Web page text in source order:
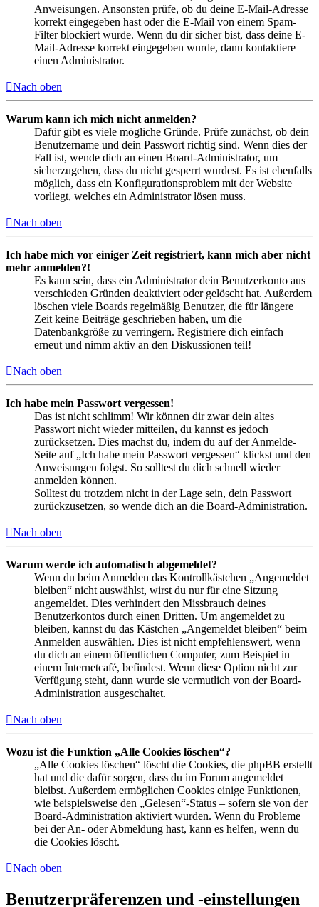
Anweisungen. Ansonsten prüfe, ob du deine E-Mail-Adresse
korrekt eingegeben hast oder die E-Mail von einem Spam-
Filter blockiert wurde. Wenn du dir sicher bist, dass deine E-
Mail-Adresse korrekt eingegeben wurde, dann kontaktiere
einen Administrator.
Nach oben
Warum kann ich mich nicht anmelden?
Dafür gibt es viele mögliche Gründe. Prüfe zunächst, ob dein
Benutzername und dein Passwort richtig sind. Wenn dies der
Fall ist, wende dich an einen Board-Administrator, um
sicherzugehen, dass du nicht gesperrt wurdest. Es ist ebenfalls
möglich, dass ein Konfigurationsproblem mit der Website
vorliegt, welches ein Administrator lösen muss.
Nach oben
Ich habe mich vor einiger Zeit registriert, kann mich aber nicht
mehr anmelden?!
Es kann sein, dass ein Administrator dein Benutzerkonto aus
verschieden Gründen deaktiviert oder gelöscht hat. Außerdem
löschen viele Boards regelmäßig Benutzer, die für längere
Zeit keine Beiträge geschrieben haben, um die
Datenbankgröße zu verringern. Registriere dich einfach
erneut und nimm aktiv an den Diskussionen teil!
Nach oben
Ich habe mein Passwort vergessen!
Das ist nicht schlimm! Wir können dir zwar dein altes
Passwort nicht wieder mitteilen, du kannst es jedoch
zurücksetzen. Dies machst du, indem du auf der Anmelde-
Seite auf „Ich habe mein Passwort vergessen“ klickst und den
Anweisungen folgst. So solltest du dich schnell wieder
anmelden können.
Solltest du trotzdem nicht in der Lage sein, dein Passwort
zurückzusetzen, so wende dich an die Board-Administration.
Nach oben
Warum werde ich automatisch abgemeldet?
Wenn du beim Anmelden das Kontrollkästchen „Angemeldet
bleiben“ nicht auswählst, wirst du nur für eine Sitzung
angemeldet. Dies verhindert den Missbrauch deines
Benutzerkontos durch einen Dritten. Um angemeldet zu
bleiben, kannst du das Kästchen „Angemeldet bleiben“ beim
Anmelden auswählen. Dies ist nicht empfehlenswert, wenn
du dich an einem öffentlichen Computer, zum Beispiel in
einem Internetcafé, befindest. Wenn diese Option nicht zur
Verfügung steht, dann wurde sie vermutlich von der Board-
Administration ausgeschaltet.
Nach oben
Wozu ist die Funktion „Alle Cookies löschen“?
„Alle Cookies löschen“ löscht die Cookies, die phpBB erstellt
hat und die dafür sorgen, dass du im Forum angemeldet
bleibst. Außerdem ermöglichen Cookies einige Funktionen,
wie beispielsweise den „Gelesen“-Status – sofern sie von der
Board-Administration aktiviert wurden. Wenn du Probleme
bei der An- oder Abmeldung hast, kann es helfen, wenn du
die Cookies löscht.
Nach oben
Benutzerpräferenzen und -einstellungen